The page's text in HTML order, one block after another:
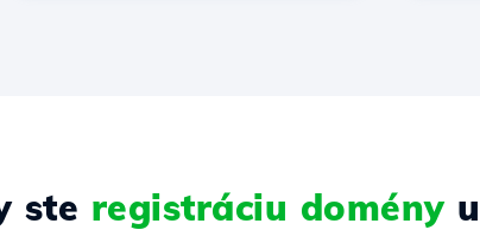
ste registráciu doményu